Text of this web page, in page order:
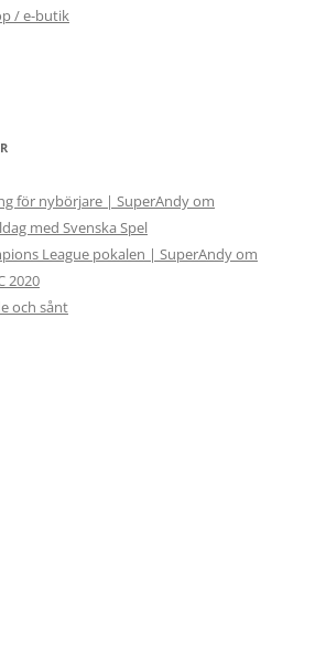
/ e-butik
för nybörjare | SuperAndy om
med Svenska Spel
League pokalen | SuperAndy om
2020
och sånt